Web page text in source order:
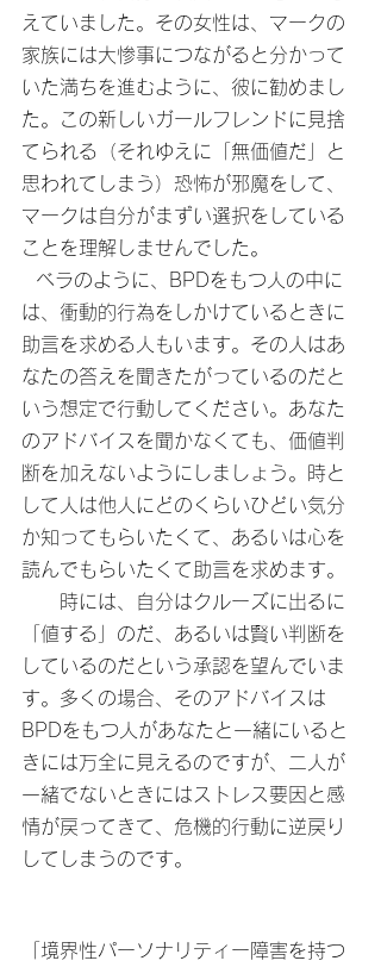
えていました。その女性は、マークの
家族には大惨事につながると分かって
いた満ちを進むように、彼に勧めまし
た。この新しいガールフレンドに見捨
てられる（それゆえに「無価値だ」と
思われてしまう）恐怖が邪魔をして、
マークは自分がまずい選択をしている
ことを理解しませんでした。
は、衝動的行為をしかけているときに
助言を求める人もいます。その人はあ
なたの答えを聞きたがっているのだと
いう想定で行動してください。あなた
のアドバイスを聞かなくても、価値判
断を加えないようにしましょう。時と
して人は他人にどのくらいひどい気分
か知ってもらいたくて、あるいは心を
読んでもらいたくて助言を求めます。
時には、自分はクルーズに出るに
「値する」のだ、あるいは賢い判断を
しているのだという承認を望んでいま
す。多くの場合、そのアドバイスは
BPDをもつ人があなたと一緒にいると
きには万全に見えるのですが、二人が
一緒でないときにはストレス要因と感
情が戻ってきて、危機的行動に逆戻り
してしまうのです。
「境界性パーソナリティー障害を持つ